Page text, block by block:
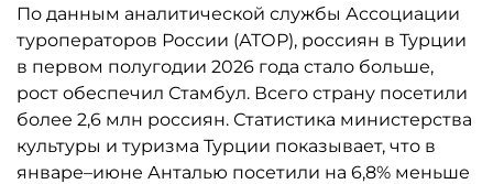
По данным аналитической службы Ассоциации
туроператоров России (АТОР), россиян в Турции
в первом полугодии 2026 года стало больше,
рост обеспечил Стамбул. Всего страну посетили
более 2,6 млн россиян. Статистика министерства
культуры и туризма Турции показывает, что в
январе–июне Анталью посетили на 6,8% меньше